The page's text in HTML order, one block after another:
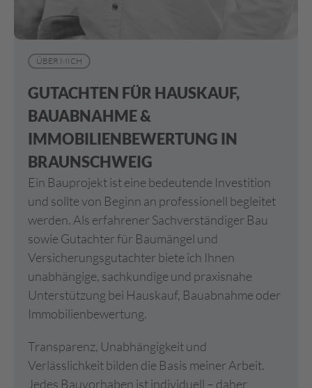
ÜBER MICH
GUTACHTEN FÜR HAUSKAUF,
BAUABNAHME &
IMMOBILIENBEWERTUNG IN
BRAUNSCHWEIG
Ein Bauprojekt ist eine bedeutende Investition
und sollte von Beginn an professionell begleitet
werden. Als erfahrener Sachverständiger Bau
sowie Gutachter für Baumängel und
Versicherungsgutachter biete ich Ihnen
unabhängige, sachkundige und praxisnahe
Unterstützung bei Hauskauf, Bauabnahme oder
Immobilienbewertung.
Transparenz, Unabhängigkeit und
Verlässlichkeit bilden die Basis meiner Arbeit.
Jedes Bauvorhaben ist individuell – daher